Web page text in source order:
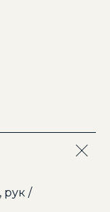
рук /